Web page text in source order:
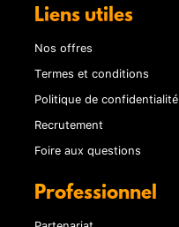
Liens utiles
Nos offres
Termes et conditions
Politique de confidentialité
Recrutement
Foire aux questions
Professionnel